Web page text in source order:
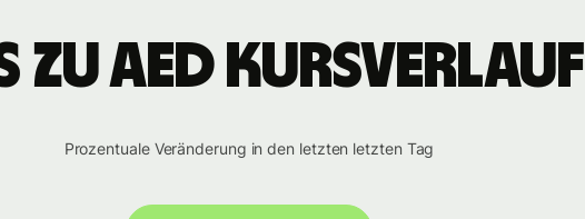
zu AED Kursverlauf
Prozentuale Veränderung in den letzten letzten Tag